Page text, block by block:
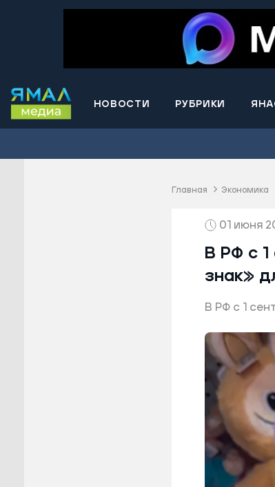
НОВОСТИ РУБРИКИ
Главная Экономика
01 июня
В РФ с
знак»
В РФ с 1